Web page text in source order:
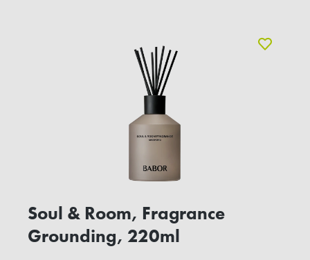
Soul & Room, Fragrance
Grounding, 220ml